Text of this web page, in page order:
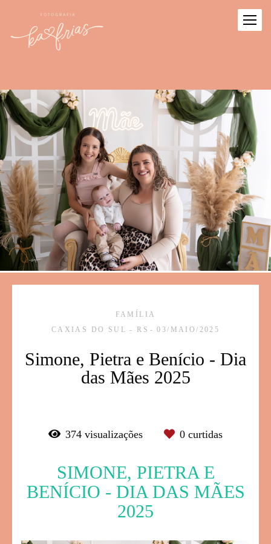
FAMÍLIA
CAXIAS DO SUL - RS
03/MAIO/2025
Simone, Pietra e Benício - Dia
das Mães 2025
374 visualizações 0 curtidas
SIMONE, PIETRA E
BENÍCIO - DIA DAS MÃES
2025